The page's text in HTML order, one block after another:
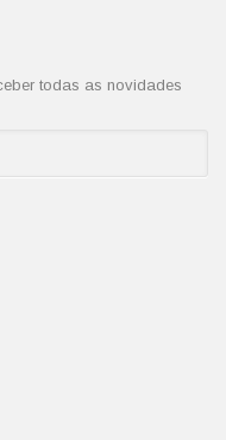
todas as novidades